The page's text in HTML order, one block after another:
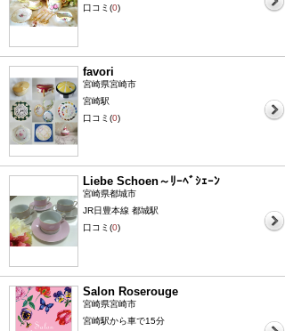
口コミ(0)
favori
宮崎県宮崎市
宮崎駅
口コミ(0)
Liebe Schoen～ﾘｰﾍﾞｼｪｰﾝ
宮崎県都城市
JR日豊本線 都城駅
口コミ(0)
Salon Roserouge
宮崎県宮崎市
宮崎駅から車で15分